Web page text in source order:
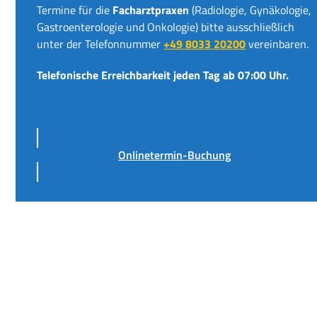
Termine für die Facharztpraxen (Radiologie, Gynäkologie,
Gastroenterologie und Onkologie) bitte ausschließlich
unter der Telefonnummer+49 8033 20200vereinbaren.
Telefonische Erreichbarkeit jeden Tag ab 07:00 Uhr.
Onlinetermin-Buchung